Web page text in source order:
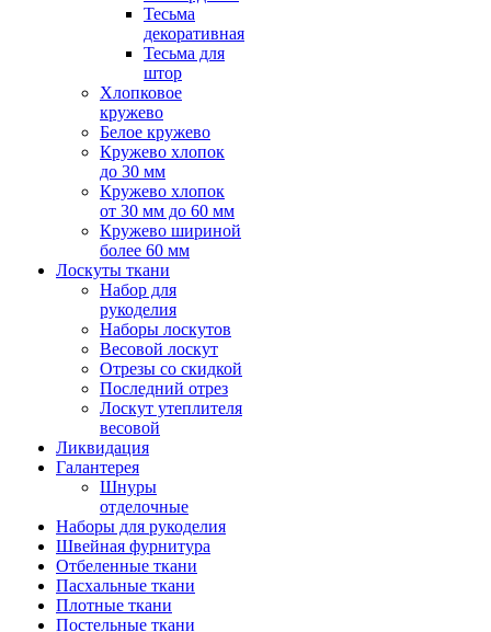
Тесьма
декоративная
Тесьма для
штор
Хлопковое
кружево
Белое кружево
Кружево хлопок
до 30 мм
Кружево хлопок
от 30 мм до 60 мм
Кружево шириной
более 60 мм
Лоскуты ткани
Набор для
рукоделия
Наборы лоскутов
Весовой лоскут
Отрезы со скидкой
Последний отрез
Лоскут утеплителя
весовой
Ликвидация
Галантерея
Шнуры
отделочные
Наборы для рукоделия
Швейная фурнитура
Отбеленные ткани
Пасхальные ткани
Плотные ткани
Постельные ткани